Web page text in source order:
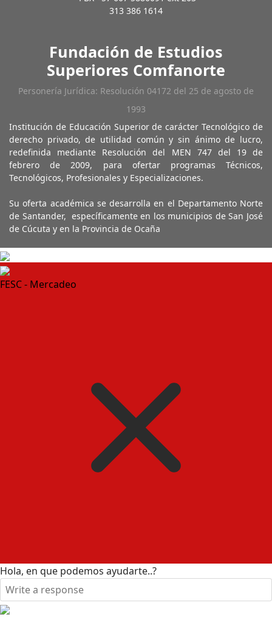
313 386 1614
Fundación de Estudios
Superiores Comfanorte
Personería Jurídica: Resolución 04172 del 25 de agosto de
1993
Institución de Educación Superior de carácter Tecnológico de
derecho privado, de utilidad común y sin ánimo de lucro,
redefinida mediante Resolución del MEN 747 del 19 de
febrero de 2009, para ofertar programas Técnicos,
Tecnológicos, Profesionales y Especializaciones.
Su oferta académica se desarrolla en el Departamento Norte
de Santander, específicamente en los municipios de San José
de Cúcuta y en la Provincia de Ocaña
FESC - Mercadeo
Hola, en que podemos ayudarte..?